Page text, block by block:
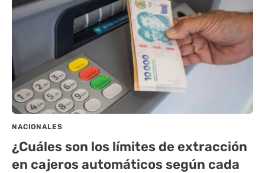
NACIONALES
¿Cuáles son los límites de extracción
en cajeros automáticos según cada